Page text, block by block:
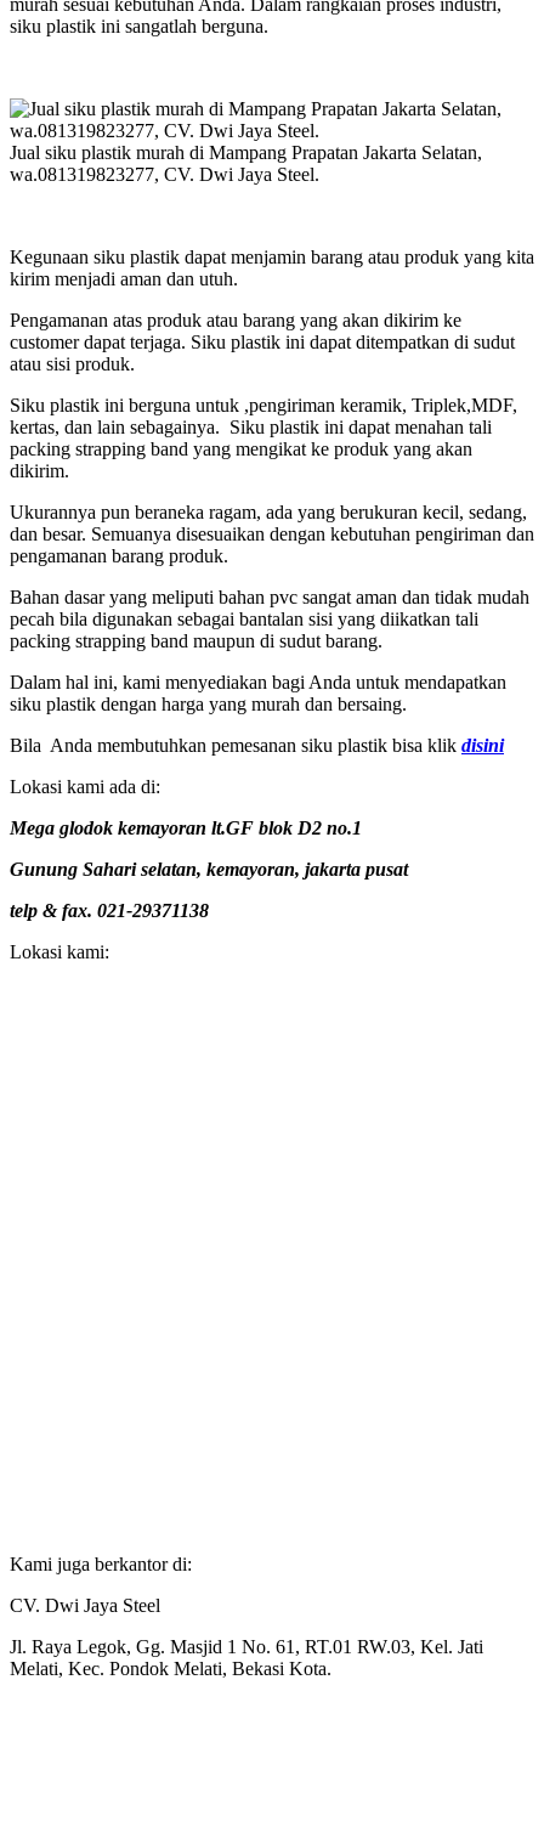
siku plastik ini sangatlah berguna.
Jual siku plastik murah di Mampang Prapatan Jakarta Selatan,
wa.081319823277, CV. Dwi Jaya Steel.
Kegunaan siku plastik dapat menjamin barang atau produk yang kita
kirim menjadi aman dan utuh.
Pengamanan atas produk atau barang yang akan dikirim ke
customer dapat terjaga. Siku plastik ini dapat ditempatkan di sudut
atau sisi produk.
Siku plastik ini berguna untuk ,pengiriman keramik, Triplek,MDF,
kertas, dan lain sebagainya. Siku plastik ini dapat menahan tali
packing strapping band yang mengikat ke produk yang akan
dikirim.
Ukurannya pun beraneka ragam, ada yang berukuran kecil, sedang,
dan besar. Semuanya disesuaikan dengan kebutuhan pengiriman dan
pengamanan barang produk.
Bahan dasar yang meliputi bahan pvc sangat aman dan tidak mudah
pecah bila digunakan sebagai bantalan sisi yang diikatkan tali
packing strapping band maupun di sudut barang.
Dalam hal ini, kami menyediakan bagi Anda untuk mendapatkan
siku plastik dengan harga yang murah dan bersaing.
Bila Anda membutuhkan pemesanan siku plastik bisa klik disini
Lokasi kami ada di:
Mega glodok kemayoran lt.GF blok D2 no.1
Gunung Sahari selatan, kemayoran, jakarta pusat
telp & fax. 021-29371138
Lokasi kami:
Kami juga berkantor di:
CV. Dwi Jaya Steel
Jl. Raya Legok, Gg. Masjid 1 No. 61, RT.01 RW.03, Kel. Jati
Melati, Kec. Pondok Melati, Bekasi Kota.